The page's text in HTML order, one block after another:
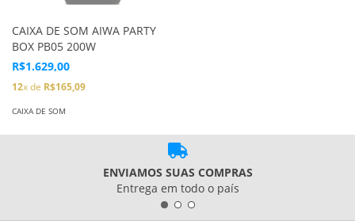
CAIXA DE SOM AIWA PARTY
BOX PB05 200W
R$1.629,00
12x de R$165,09
CAIXA DE SOM
ENVIAMOS SUAS COMPRAS
Entrega em todo o país